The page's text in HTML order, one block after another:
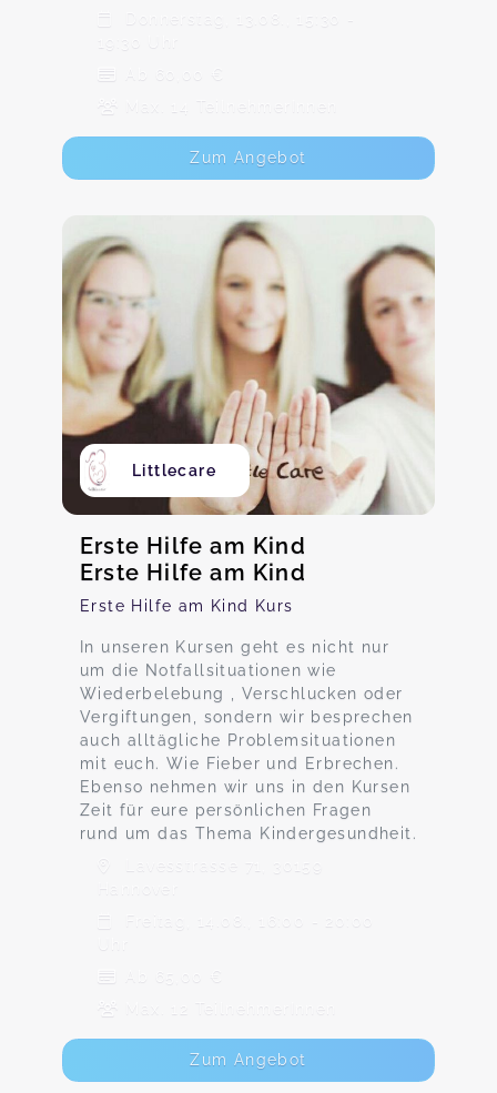
Donnerstag, 13.08., 15:30 -
19:30 Uhr
Ab 60,00 €
Max. 14 TeilnehmerInnen
Zum Angebot
Littlecare
Erste Hilfe am Kind
Erste Hilfe am Kind
Erste Hilfe am Kind Kurs
In unseren Kursen geht es nicht nur
um die Notfallsituationen wie
Wiederbelebung , Verschlucken oder
Vergiftungen, sondern wir besprechen
auch alltägliche Problemsituationen
mit euch. Wie Fieber und Erbrechen.
Ebenso nehmen wir uns in den Kursen
Zeit für eure persönlichen Fragen
rund um das Thema Kindergesundheit.
Lavesstrasse 71, 30159
Hannover
Freitag, 14.08., 16:00 - 20:00
Ab 65,00 €
Max. 12 TeilnehmerInnen
Zum Angebot